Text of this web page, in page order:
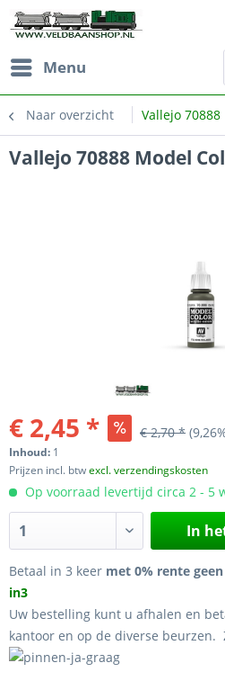
Menu
Naar overzicht Vallejo 70888
Vallejo 70888 Model
€ 2,45 * € 2,70 *
Inhoud: 1
Prijzen incl. btwexcl. verzendingskosten
Op voorraad levertijd circa 2 - 5
In
Betaal in 3 keer met 0% rente geen
in3
Uw bestelling kunt u afhalen en
kantoor en op de diverse beurzen.